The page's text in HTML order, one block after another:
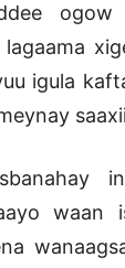
lagaama
igula
waan